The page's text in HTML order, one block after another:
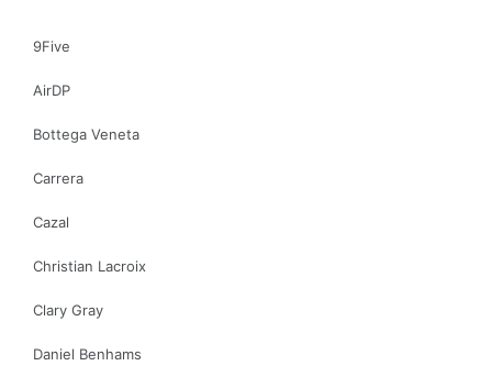
9Five
AirDP
Bottega Veneta
Carrera
Cazal
Christian Lacroix
Clary Gray
Daniel Benhams